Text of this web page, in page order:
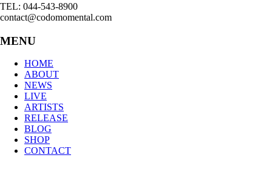
TEL: 044-543-8900
contact@codomomental.com
MENU
HOME
ABOUT
NEWS
LIVE
ARTISTS
RELEASE
BLOG
SHOP
CONTACT